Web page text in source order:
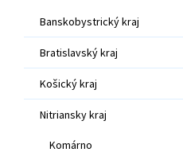
Banskobystrický kraj
Bratislavský kraj
Košický kraj
Nitriansky kraj
Komárno